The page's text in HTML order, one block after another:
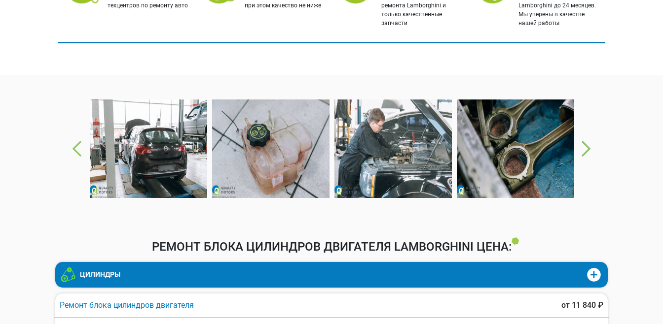
техцентров по ремонту авто
при этом качество не ниже
ремонта Lamborghini и
только качественные
запчасти
Lamborghini до 24 месяцев.
Мы уверены в качестве
нашей работы
РЕМОНТ БЛОКА ЦИЛИНДРОВ ДВИГАТЕЛЯ LAMBORGHINI ЦЕНА:
ЦИЛИНДРЫ
Ремонт блока цилиндров двигателя от 11 840 ₽